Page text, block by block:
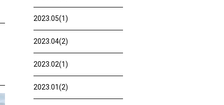
2023.05(1)
2023.04(2)
2023.02(1)
2023.01(2)